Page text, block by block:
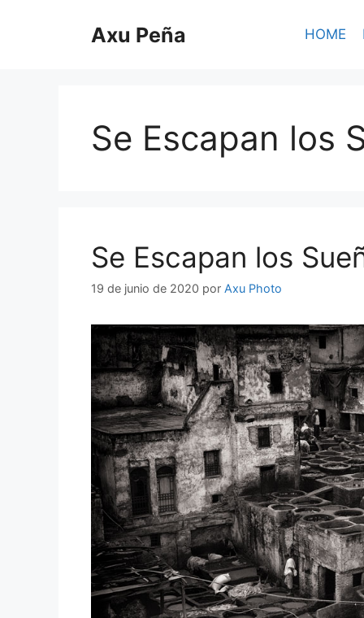
Axu Peña HOME
Se Escapan los
Se Escapan los
19 de junio de 2020 por Axu Photo